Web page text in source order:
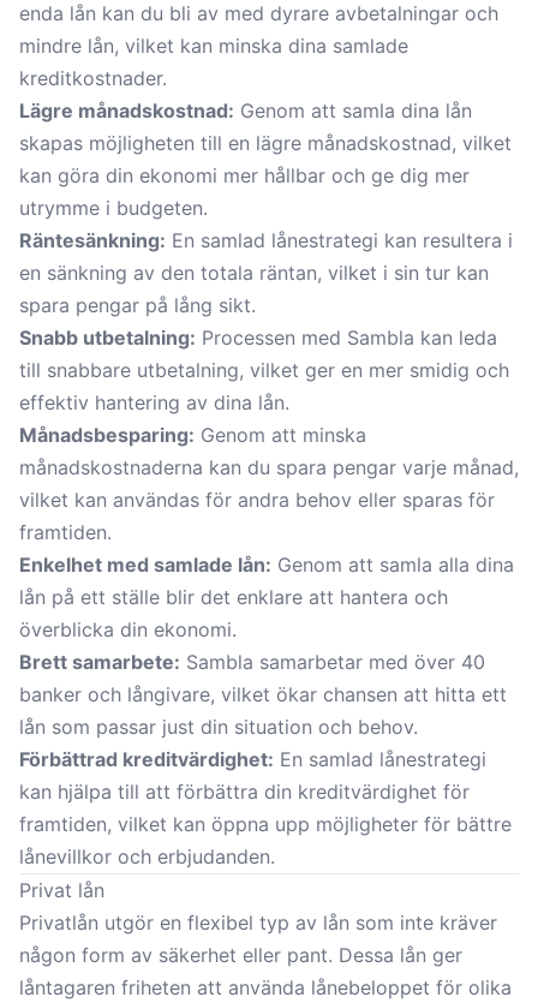
enda lån kan du bli av med dyrare avbetalningar och
mindre lån, vilket kan minska dina samlade
kreditkostnader.
Lägre månadskostnad: Genom att samla dina lån
skapas möjligheten till en lägre månadskostnad, vilket
kan göra din ekonomi mer hållbar och ge dig mer
utrymme i budgeten.
Räntesänkning: En samlad lånestrategi kan resultera i
en sänkning av den totala räntan, vilket i sin tur kan
spara pengar på lång sikt.
Snabb utbetalning: Processen med Sambla kan leda
till snabbare utbetalning, vilket ger en mer smidig och
effektiv hantering av dina lån.
Månadsbesparing: Genom att minska
månadskostnaderna kan du spara pengar varje månad,
vilket kan användas för andra behov eller sparas för
framtiden.
Enkelhet med samlade lån: Genom att samla alla dina
lån på ett ställe blir det enklare att hantera och
överblicka din ekonomi.
Brett samarbete: Sambla samarbetar med över 40
banker och långivare, vilket ökar chansen att hitta ett
lån som passar just din situation och behov.
Förbättrad kreditvärdighet: En samlad lånestrategi
kan hjälpa till att förbättra din kreditvärdighet för
framtiden, vilket kan öppna upp möjligheter för bättre
lånevillkor och erbjudanden.
Privat lån
Privatlån utgör en flexibel typ av lån som inte kräver
någon form av säkerhet eller pant. Dessa lån ger
låntagaren friheten att använda lånebeloppet för olika